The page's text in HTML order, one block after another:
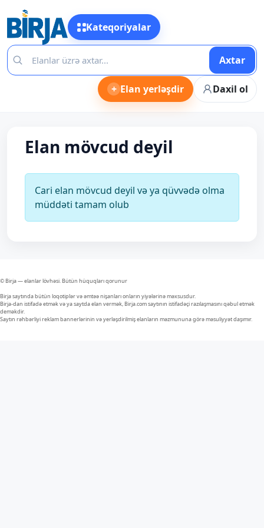
Kateqoriyalar
Axtar
+ Elan yerləşdir Daxil ol
Elan mövcud deyil
Cari elan mövcud deyil və ya qüvvədə olma
müddəti tamam olub
© Birja — elanlar lövhəsi. Bütün hüquqları qorunur
Birja saytında bütün loqotiplər və əmtəə nişanları onların yiyələrinə məxsusdur.
Birja-dan istifadə etmək və ya saytda elan vermək, Birja.com saytının istifadəçi razılaşmasını qəbul etmək
deməkdir.
Saytın rəhbərliyi reklam bannerlərinin və yerləşdirilmiş elanların məzmununa görə məsuliyyət daşımır.